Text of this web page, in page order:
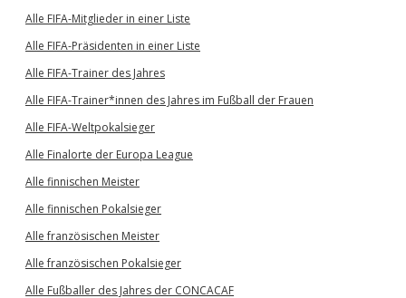
Alle FIFA-Mitglieder in einer Liste
Alle FIFA-Präsidenten in einer Liste
Alle FIFA-Trainer des Jahres
Alle FIFA-Trainer*innen des Jahres im Fußball der Frauen
Alle FIFA-Weltpokalsieger
Alle Finalorte der Europa League
Alle finnischen Meister
Alle finnischen Pokalsieger
Alle französischen Meister
Alle französischen Pokalsieger
Alle Fußballer des Jahres der CONCACAF